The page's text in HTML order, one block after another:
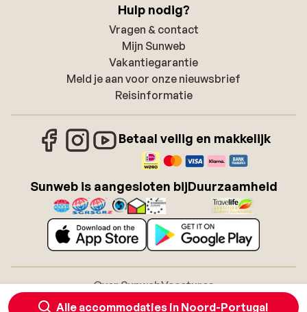
Alle accommodaties in Noord-Portugal
Hulp nodig?
Vragen & contact
Mijn Sunweb
Vakantiegarantie
Meld je aan voor onze nieuwsbrief
Reisinformatie
Betaal veilig en makkelijk
Sunweb is aangesloten bijDuurzaamheid
Over SunwebVacatures
Algemene voorwaarden zonvakanties